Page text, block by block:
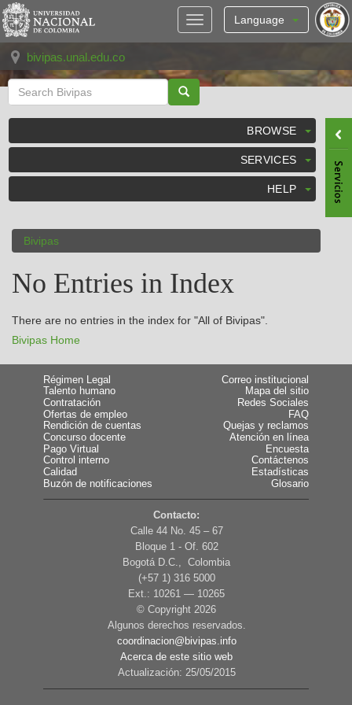
Skip
navigation
Language
bivipas.unal.edu.co
BROWSE
SERVICES
HELP
Bivipas
No Entries in Index
There are no entries in the index for "All of Bivipas".
Bivipas Home
Régimen Legal
Talento humano
Contratación
Ofertas de empleo
Rendición de cuentas
Concurso docente
Pago Virtual
Control interno
Calidad
Buzón de notificaciones
Correo institucional
Mapa del sitio
Redes Sociales
FAQ
Quejas y reclamos
Atención en línea
Encuesta
Contáctenos
Estadísticas
Glosario
Contacto:
Calle 44 No. 45 – 67
Bloque 1 - Of. 602
Bogotá D.C., Colombia
(+57 1) 316 5000
Ext.: 10261 — 10265
© Copyright 2026
Algunos derechos reservados.
coordinacion@bivipas.info
Acerca de este sitio web
Actualización: 25/05/2015